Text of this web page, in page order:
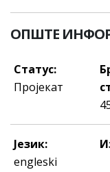
ОПШТЕ
Статус:
Пројекат
Језик:
engleski